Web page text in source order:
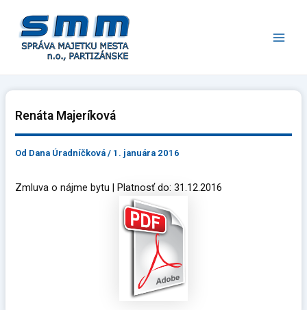
obsah
Renáta Majeríková
Od Dana Úradníčková/ 1. januára 2016
Zmluva o nájme bytu | Platnosť do: 31.12.2016